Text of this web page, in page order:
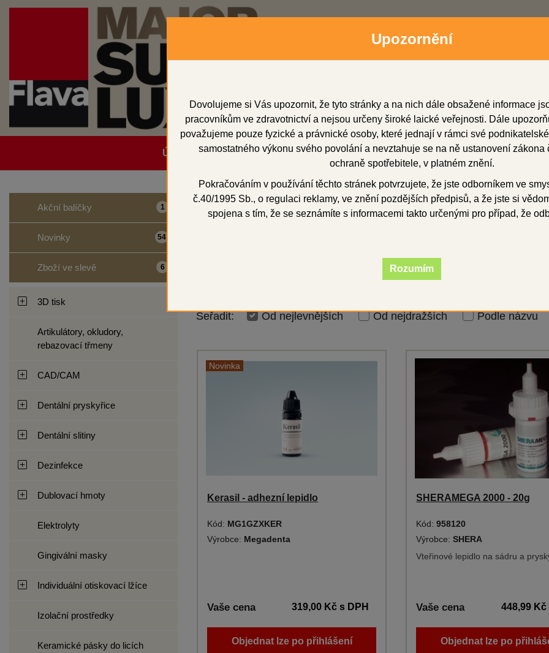
Úvodní strana Obchodní zástupci Soubory ke stažení O firmě
Akční balíčky 1
Novinky 54
Zboží ve slevě 6
3D tisk
Artikulátory, okludory,
rebazovací třmeny
CAD/CAM
Dentální pryskyřice
Dentální slitiny
Dezinfekce
Dublovací hmoty
Elektrolyty
Gingivální masky
Individuální otiskovací lžíce
Izolační prostředky
Keramické pásky do licích
Domů Lepidla a vteřinová lepidla
Seřadit: Od nejlevnějších Od nejdražších Podle názvu
Novinka
Kerasil - adhezní lepidlo
Kód: MG1GZXKER
Výrobce: Megadenta
Vaše cena 319,00 Kč s DPH
Objednat lze po přihlášení
SHERAMEGA 2000 - 20g
Kód:958120
Výrobce:SHERA
Vteřinové lepidlo na sádru a
Vaše cena 448,99 Kč
Objednat lze po
Upozornění
Dovolujeme si Vás upozornit, že tyto stránky a na nich dále obsažené informace
pracovníkům ve zdravotnictví a nejsou určeny široké laické veřejnosti. Dále
považujeme pouze fyzické a právnické osoby, které jednají v rámci své
samostatného výkonu svého povolání a nevztahuje se na ně ustanovení zákona
ochraně spotřebitele, v platném znění.
Pokračováním v používání těchto stránek potvrzujete, že jste odborníkem ve
č.40/1995 Sb., o regulaci reklamy, ve znění pozdějších předpisů, a že jste si
spojena s tím, že se seznámíte s informacemi takto určenými pro případ, že
Rozumím